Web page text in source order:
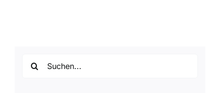
nach: